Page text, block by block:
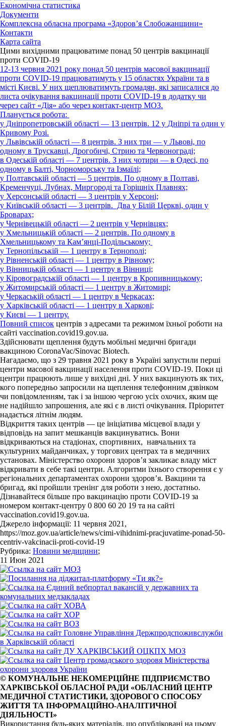
Економічна статистика
Документи
Комплексна обласна програма «Здоров’я Слобожанщини»
Контакти
Карта сайта
Цими вихідними працюватиме понад 50 центрів вакцинації
проти COVID-19
12-13 червня 2021 року понад 50 центрів масової вакцинації
проти COVID-19 працюватимуть у 15 областях України та в
місті Києві. У них щеплюватимуть громадян, які записалися до
листа очікування вакцинації проти COVID-19 в додатку чи
через сайт «Дія» або через контакт-центр МОЗ.
Планується робота:
у Дніпропетровській області — 13 центрів. 12 у Дніпрі та один у
Кривому Розі.
у Львівській області — 8 центрів. З них три — у Львові, по
одному в Трускавці, Дрогобичі, Стрию та Червонограді;
в Одеській області — 7 центрів. З них чотири — в Одесі, по
одному в Балті, Чорноморську та Ізмаїлі;
у Полтавській області — 5 центрів. По одному в Полтаві,
Кременчуці, Лубнах, Миргороді та Горішніх Плавнях;
у Херсонській області — 3 центрів у Херсоні;
у Київській області — 3 центрів. Два у Білій Церкві, один у
Броварах;
у Чернівецькій області — 2 центрів у Чернівцях;
у Хмельницькій області — 2 центрів. По одному в
Хмельницькому та Кам’янці-Подільському;
у Тернопільській — 1 центру в Тернополі;
у Рівненській області — 1 центру в Рівному;
у Вінницькій області — 1 центру в Вінниці;
у Кіровоградській області — 1 центру в Кропивницькому;
у Житомирській області — 1 центру в Житомирі;
у Черкаській області — 1 центру в Черкасах;
у Харківській області — 1 центру в Харкові;
у Києві — 1 центру.
Повний список центрів з адресами та режимом їхньої роботи на
сайті vaccination.covid19.gov.ua.
Здійснювати щеплення будуть мобільні медичні бригади
вакциною CoronaVac/Sinovac Biotech.
Нагадаємо, що з 29 травня 2021 року в Україні запустили перші
центри масової вакцинації населення проти COVID-19. Поки ці
центри працюють лише у вихідні дні. У них вакцинують як тих,
кого попередньо запросили на щеплення телефонним дзвінком
чи повідомленням, так і за іншою чергою усіх охочих, яким ще
не надійшло запрошення, але які є в листі очікування. Пріоритет
надається літнім людям.
Відкриття таких центрів — це ініціатива місцевої влади у
відповідь на запит мешканців вакцинуватись. Вони
відкриваються на стадіонах, спортивних, навчальних та
культурних майданчиках, у торгових центрах та в медичних
установах. Міністерство охорони здоров’я закликає владу міст
відкривати в себе такі центри. Алгоритми їхнього створення є у
регіональних департаментах охорони здоров’я. Вакцини та
бригад, які пройшли тренінг для роботи з нею, достатньо.
Дізнавайтеся більше про вакцинацію проти COVID-19 за
номером контакт-центру 0 800 60 20 19 та на сайті
vaccination.covid19.gov.ua.
Джерело інформації: 11 червня 2021,
https://moz.gov.ua/article/news/cimi-vihidnimi-pracjuvatime-ponad-50-
centriv-vakcinacii-proti-covid-19
Рубрика: Новини медицини;
11 Июн 2021
© КОМУНАЛЬНЕ НЕКОМЕРЦІЙНЕ ПІДПРИЄМСТВО
ХАРКІВСЬКОЇ ОБЛАСНОЇ РАДИ «ОБЛАСНИЙ ЦЕНТР
МЕДИЧНОЇ СТАТИСТИКИ, ЗДОРОВОГО СПОСОБУ
ЖИТТЯ ТА ІНФОРМАЦІЙНО-АНАЛІТИЧНОЇ
ДІЯЛЬНОСТІ»
Використання будь-яких матеріалів, що опубліковані на цьому